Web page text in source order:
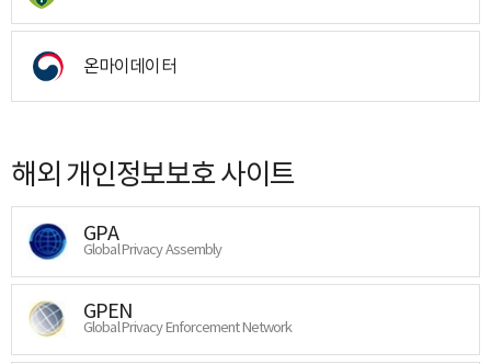
온마이데이터
해외 개인정보보호 사이트
GPA
Global Privacy Assembly
GPEN
Global Privacy Enforcement Network